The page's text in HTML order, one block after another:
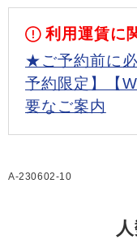
利用運賃に
★ご予約前に
予約限定】【
要なご案内
A-230602-10